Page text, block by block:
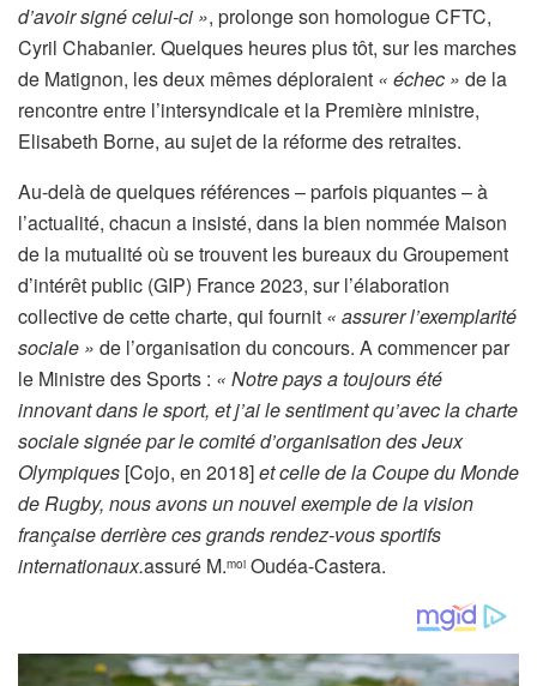
d’avoir signé celui-ci », prolonge son homologue CFTC,
Cyril Chabanier. Quelques heures plus tôt, sur les marches
de Matignon, les deux mêmes déploraient « échec » de la
rencontre entre l’intersyndicale et la Première ministre,
Elisabeth Borne, au sujet de la réforme des retraites.
Au-delà de quelques références – parfois piquantes – à
l’actualité, chacun a insisté, dans la bien nommée Maison
de la mutualité où se trouvent les bureaux du Groupement
d’intérêt public (GIP) France 2023, sur l’élaboration
collective de cette charte, qui fournit « assurer l’exemplarité
sociale » de l’organisation du concours. A commencer par
le Ministre des Sports : « Notre pays a toujours été
innovant dans le sport, et j’ai le sentiment qu’avec la charte
sociale signée par le comité d’organisation des Jeux
Olympiques [Cojo, en 2018]et celle de la Coupe du Monde
de Rugby, nous avons un nouvel exemple de la vision
française derrière ces grands rendez-vous sportifs
internationaux.assuré M.moi Oudéa-Castera.